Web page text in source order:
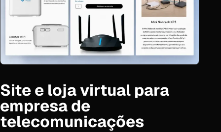
Site e loja virtual para
empresa de
telecomunicações